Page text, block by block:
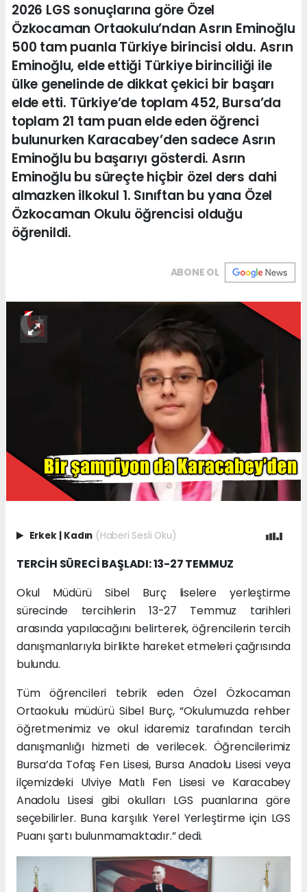
2026 LGS sonuçlarına göre Özel
Özkocaman Ortaokulu’ndan Asrın Eminoğlu
500 tam puanla Türkiye birincisi oldu. Asrın
Eminoğlu, elde ettiği Türkiye birinciliği ile
ülke genelinde de dikkat çekici bir başarı
elde etti. Türkiye’de toplam 452, Bursa’da
toplam 21 tam puan elde eden öğrenci
bulunurken Karacabey’den sadece Asrın
Eminoğlu bu başarıyı gösterdi. Asrın
Eminoğlu bu süreçte hiçbir özel ders dahi
almazken ilkokul 1. Sınıftan bu yana Özel
Özkocaman Okulu öğrencisi olduğu
öğrenildi.
ABONE OL
Erkek | Kadın (Haberi Sesli Oku)
TERCİH SÜRECİ BAŞLADI: 13-27 TEMMUZ
Okul Müdürü Sibel Burç liselere yerleştirme
sürecinde tercihlerin 13-27 Temmuz tarihleri
arasında yapılacağını belirterek, öğrencilerin tercih
danışmanlarıyla birlikte hareket etmeleri çağrısında
bulundu.
Tüm öğrencileri tebrik eden Özel Özkocaman
Ortaokulu müdürü Sibel Burç, “Okulumuzda rehber
öğretmenimiz ve okul idaremiz tarafından tercih
danışmanlığı hizmeti de verilecek. Öğrencilerimiz
Bursa’da Tofaş Fen Lisesi, Bursa Anadolu Lisesi veya
ilçemizdeki Ulviye Matlı Fen Lisesi ve Karacabey
Anadolu Lisesi gibi okulları LGS puanlarına göre
seçebilirler. Buna karşılık Yerel Yerleştirme için LGS
Puanı şartı bulunmamaktadır.” dedi.